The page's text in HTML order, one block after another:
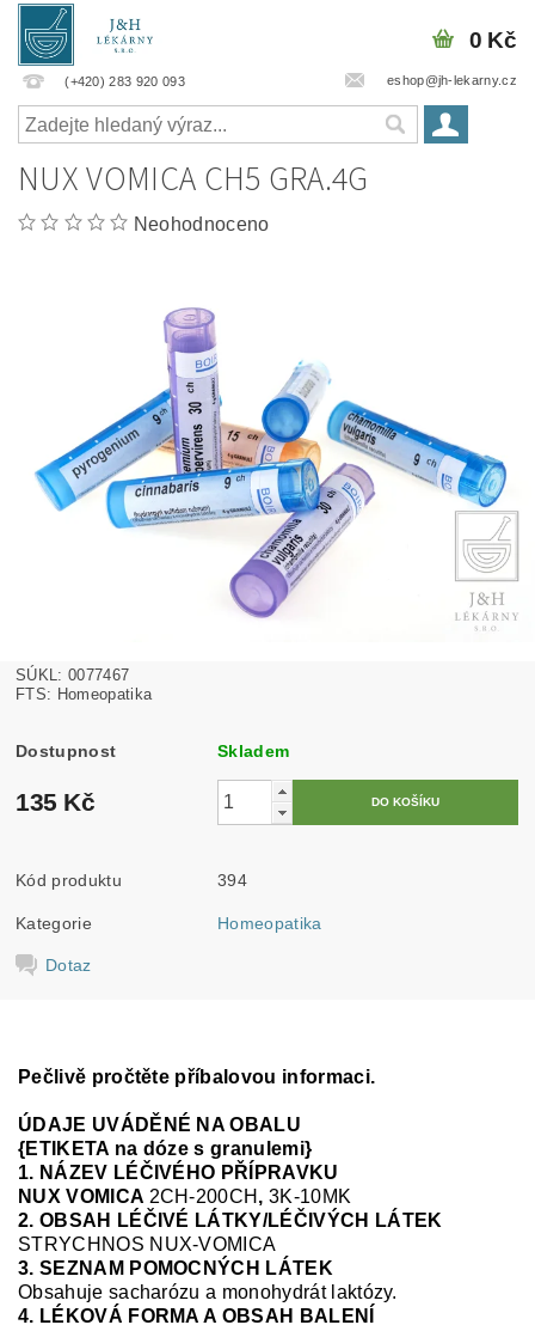
(+420) 283 920 093 eshop@jh-lekarny.cz
0 Kč
NUX VOMICA CH5 GRA.4G
Neohodnoceno
SÚKL: 0077467
FTS: Homeopatika
Dostupnost Skladem
135 Kč
Kód produktu 394
Kategorie Homeopatika
Dotaz
Pečlivě pročtěte příbalovou informaci.
ÚDAJE UVÁDĚNÉ NA OBALU
{ETIKETA na dóze s granulemi}
1. NÁZEV LÉČIVÉHO PŘÍPRAVKU
NUX VOMICA 2CH-200CH ,3K-10MK
2. OBSAH LÉČIVÉ LÁTKY/LÉČIVÝCH LÁTEK
STRYCHNOS NUX-VOMICA
3. SEZNAM POMOCNÝCH LÁTEK
Obsahuje sacharózu a monohydrát laktózy.
4. LÉKOVÁ FORMA A OBSAH BALENÍ